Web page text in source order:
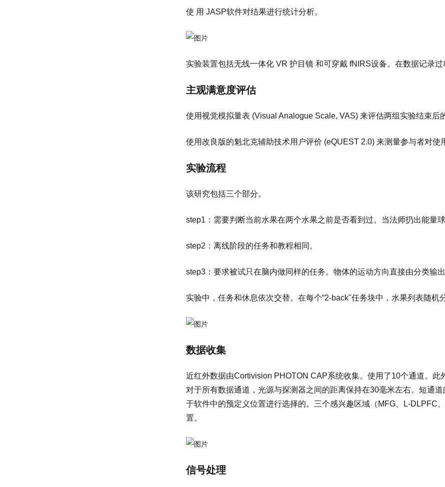
使 用 JASP软件对结果进行统计分析。
实验装置包括无线一体化 VR 护目镜 和可穿戴 fNIRS设备。在数据记录
主观满意度评估
使用视觉模拟量表 (Visual Analogue Scale, VAS) 来评估两组实验结束后
使用改良版的魁北克辅助技术用户评价 (eQUEST 2.0) 来测量参与者对使
实验流程
该研究包括三个部分。
step1：需要判断当前水果在两个水果之前是否看到过。当法师扔出能量球
step2 ：离线阶段的任务和教程相同。
step3 ：要求被试只在脑内做同样的任务。物体的运动方向直接由分类输出
实验中，任务和休息依次交替。在每个“2-back"任务块中，水果列表随机
数据收集
近红外数据由Cortivision PHOTON CAP系统收集。使用了10个通道。此
对于所有数据通道，光源与探测器之间的距离保持在30毫米左右。短通
于软件中的预定义位置进行选择的。三个感兴趣区域（MFG、L-DLPFC
置。
信号处理